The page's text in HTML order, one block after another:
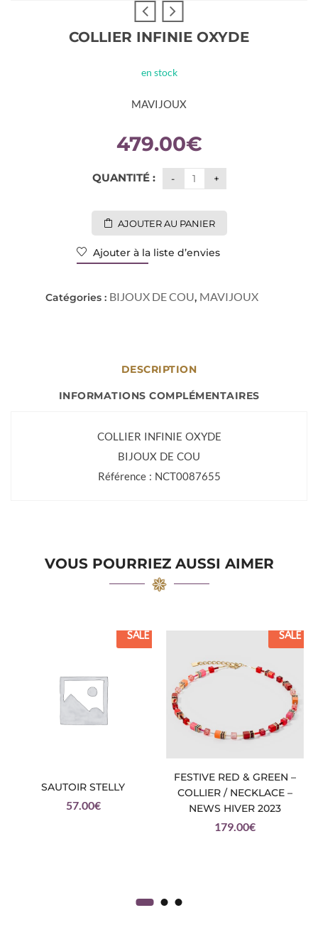
COLLIER INFINIE OXYDE
en stock
MAVIJOUX
479.00€
QUANTITÉ :
AJOUTER AU PANIER
Ajouter à la liste d’envies
Catégories : BIJOUX DE COU, MAVIJOUX
DESCRIPTION
INFORMATIONS COMPLÉMENTAIRES
COLLIER INFINIE OXYDE
BIJOUX DE COU
Référence : NCT0087655
VOUS POURRIEZ AUSSI AIMER
SALE
SAUTOIR STELLY
57.00€
SALE
FESTIVE RED & GREEN –
COLLIER / NECKLACE –
NEWS HIVER 2023
179.00€